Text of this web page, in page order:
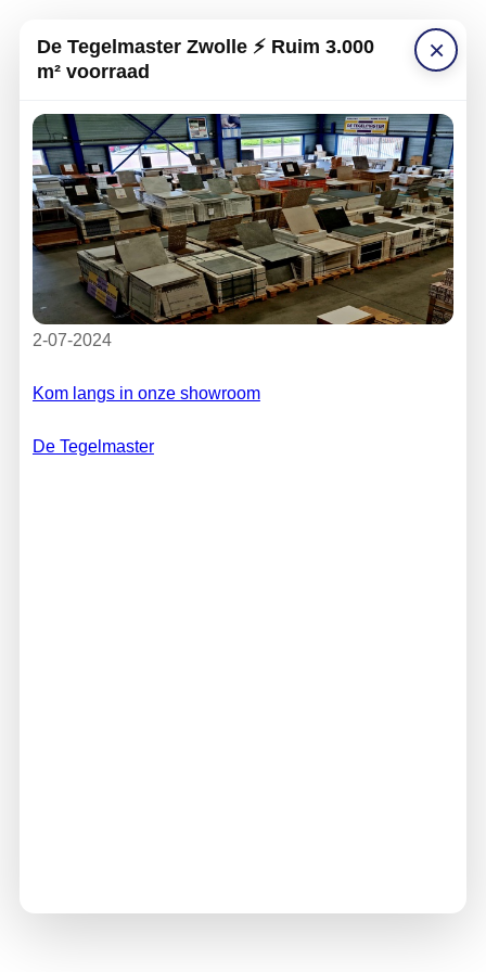
×
De Tegelmaster Zwolle ⚡ Ruim 3.000
m² voorraad
2-07-2024
Kom langs in onze showroom
De Tegelmaster